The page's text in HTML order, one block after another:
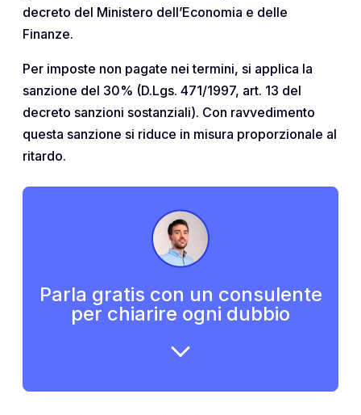
decreto del Ministero dell’Economia e delle
Finanze.
Per imposte non pagate nei termini, si applica la
sanzione del 30% (D.Lgs. 471/1997, art. 13 del
decreto sanzioni sostanziali). Con ravvedimento
questa sanzione si riduce in misura proporzionale al
ritardo.
Parla gratis con un consulente
per chiarire ogni dubbio